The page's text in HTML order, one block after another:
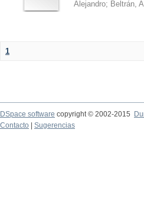
Alejandro; Beltrán,
1
DSpace software copyright © 2002-2015
Contacto
Sugerencias